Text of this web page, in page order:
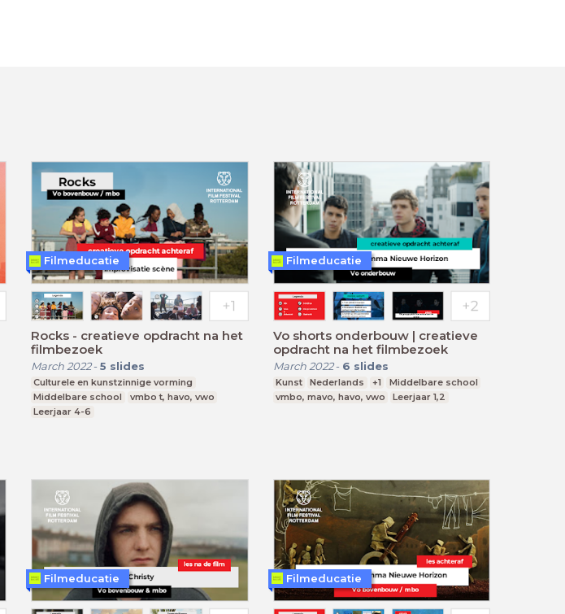
Rocks - creatieve opdracht na het
filmbezoek
March 2022- 5 slides
Culturele en kunstzinnige vorming
Middelbare school
vmbo t, havo, vwo
Leerjaar 4-6
Filmeducatie
Vo shorts onderbouw | creatieve
opdracht na het filmbezoek
March 2022- 6 slides
Kunst Nederlands +1
Middelbare school
vmbo, mavo, havo, vwo
Leerjaar 1,2
Filmeducatie
Filmeducatie Filmeducatie